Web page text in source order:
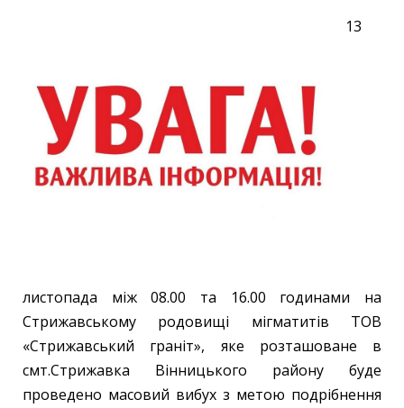
13
листопада між 08.00 та 16.00 годинами на
Стрижавському родовищі мігматитів ТОВ
«Стрижавський граніт», яке розташоване в
смт.Стрижавка Вінницького району буде
проведено масовий вибух з метою подрібнення